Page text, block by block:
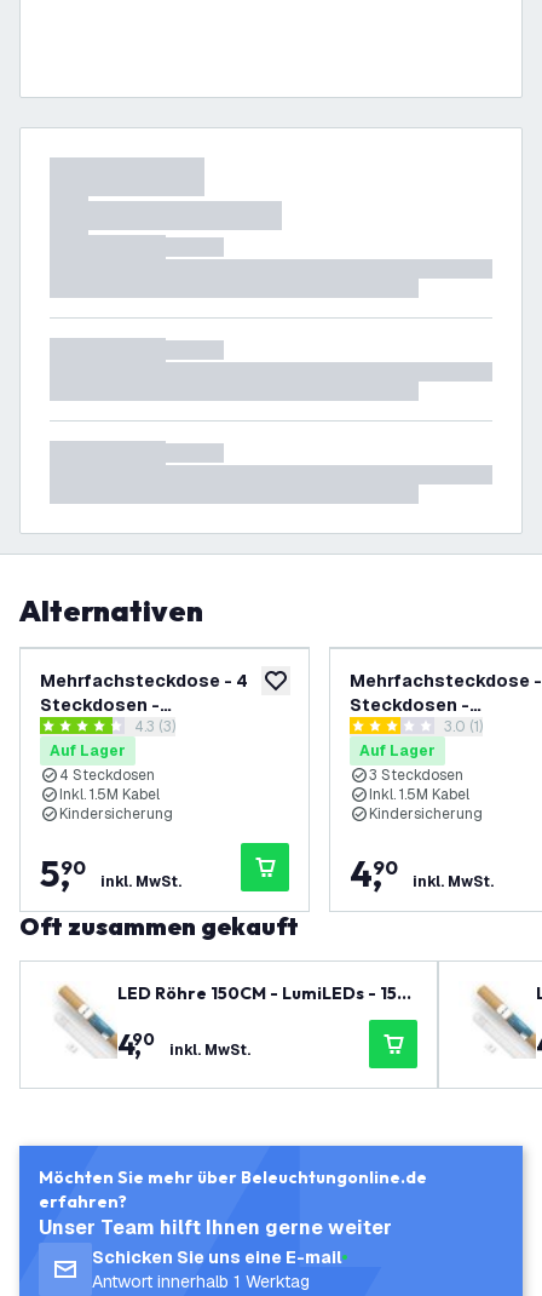
Alternativen
zur Wunschliste hinzufügen
Mehrfachsteckdose - 4
Steckdosen -
Verlängerungskabel 1.5M -
Steckdosenleiste -
Schwarz
Bewertungsbereich öffnen
4.3 Bewertungssterne
4.3 (3)
Auf Lager
4 Steckdosen
Inkl. 1.5M Kabel
Kindersicherung
5,
90
inkl. MwSt.
Mehrfachsteckdose
Steckdosen -
Verlängerungskabel
Steckdosenleiste -
Schwarz
3 Bewertungssterne
3.0 (1)
Auf Lager
3 Steckdosen
Inkl. 1.5M Kabel
Kindersicherung
4,
90
inkl. MwSt.
Oft zusammen gekauft
LED Röhre 150CM - LumiLEDs - 15W
- 4000K - 2400 Lumen - High Effici
ency
4,
90 inkl. MwSt.
Möchten Sie mehr über Beleuchtungonline.de
erfahren?
Unser Team hilft Ihnen gerne weiter
Schicken Sie uns eine E-mail
Antwort innerhalb 1 Werktag